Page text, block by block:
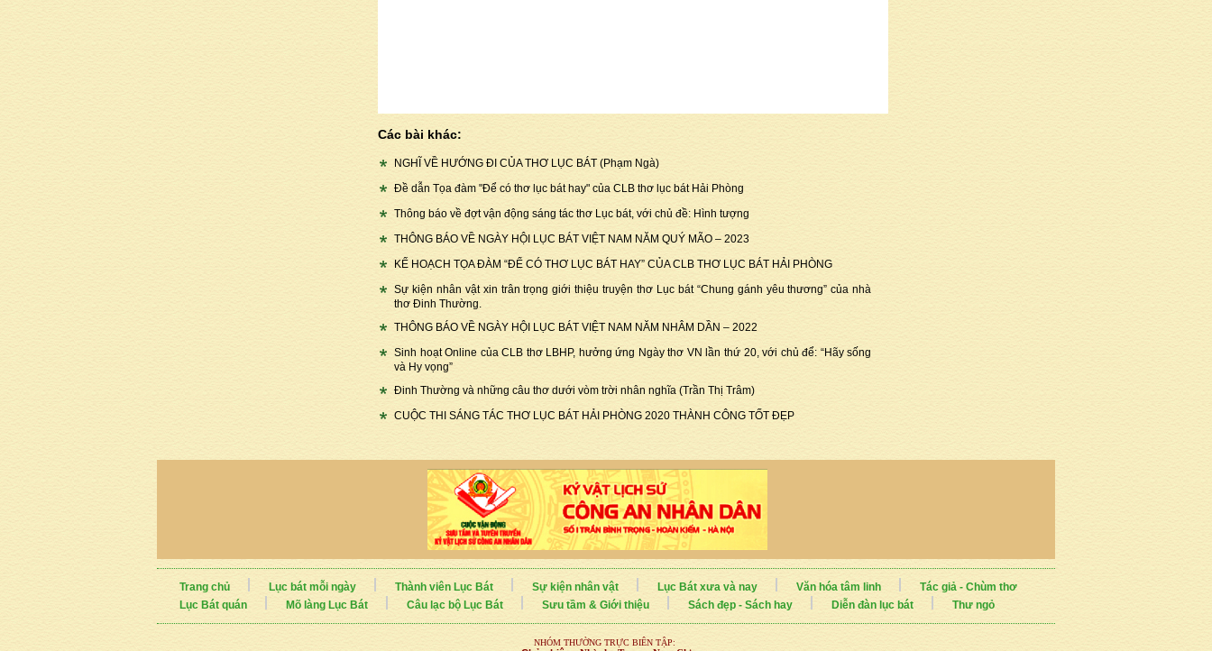
Các bài khác:
NGHĨ VỀ HƯỚNG ĐI CỦA THƠ LỤC BÁT (Phạm Ngà)
Đề dẫn Tọa đàm "Để có thơ lục bát hay" của CLB thơ lục bát Hải Phòng
Thông báo về đợt vận động sáng tác thơ Lục bát, với chủ đề: Hình tượng
THÔNG BÁO VỀ NGÀY HỘI LỤC BÁT VIỆT NAM NĂM QUÝ MÃO – 2023
KẾ HOẠCH TỌA ĐÀM “ĐỂ CÓ THƠ LỤC BÁT HAY” CỦA CLB THƠ LỤC BÁT HẢI PHÒNG
Sự kiện nhân vật xin trân trọng giới thiệu truyện thơ Lục bát “Chung gánh yêu thương” của nhà
thơ Đinh Thường.
THÔNG BÁO VỀ NGÀY HỘI LỤC BÁT VIỆT NAM NĂM NHÂM DẦN – 2022
Sinh hoạt Online của CLB thơ LBHP, hưởng ứng Ngày thơ VN lần thứ 20, với chủ để: “Hãy sống
và Hy vọng”
Đinh Thường và những câu thơ dưới vòm trời nhân nghĩa (Trần Thị Trâm)
CUỘC THI SÁNG TÁC THƠ LỤC BÁT HẢI PHÒNG 2020 THÀNH CÔNG TỐT ĐẸP
Trang chủ Lục bát mỗi ngày Thành viên Lục Bát Sự kiện nhân vật Lục Bát xưa và nay Văn hóa tâm linh
Tác giả - Chùm thơ
Lục Bát quán
Mõ làng Lục Bát Câu lạc bộ Lục Bát Sưu tầm & Giới thiệu Sách đẹp - Sách hay Diễn đàn lục bát Thư ngỏ
NHÓM THƯỜNG TRỰC BIÊN TẬP: